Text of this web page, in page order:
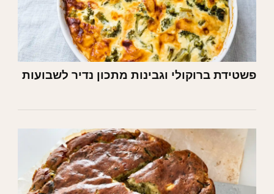
פשטידת ברוקולי וגבינות מתכון נדיר לשבועות